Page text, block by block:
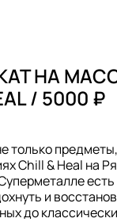
НА
только
Chill & Heal на
и
до